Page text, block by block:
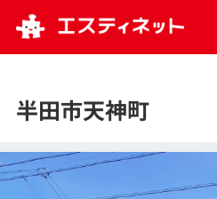
半田市天神町